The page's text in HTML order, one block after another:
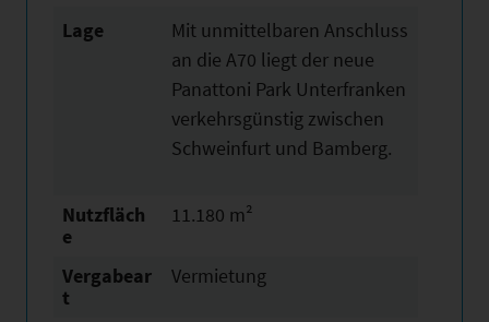
Lage
Mit unmittelbaren Anschluss
an die A70 liegt der neue
Panattoni Park Unterfranken
verkehrsgünstig zwischen
Schweinfurt und Bamberg.
Nutzfläch
e
11.180 m²
Vergabear
t
Vermietung